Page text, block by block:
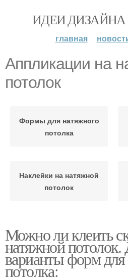
ИДЕИ ДИЗАЙНА
главная
Аппликации на
потолок
Формы для натяжного
потолка
Наклейки на натяжной
потолок
Можно ли клеить
натяжной потолок.
варианты форм
потолка: